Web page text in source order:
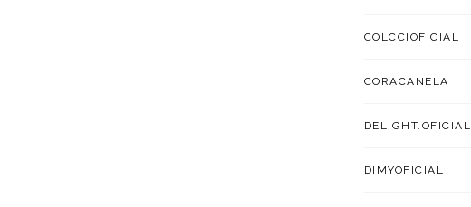
COLCCIOFICIAL
CORACANELA
DELIGHT.OFICIAL
DIMYOFICIAL